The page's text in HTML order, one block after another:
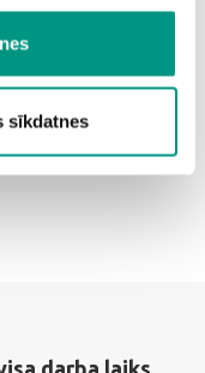
sīkdatnes
darba laiks